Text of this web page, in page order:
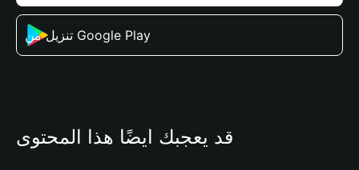
تنزيل من Google Play
قد يعجبك أيضًا هذا المحتوى